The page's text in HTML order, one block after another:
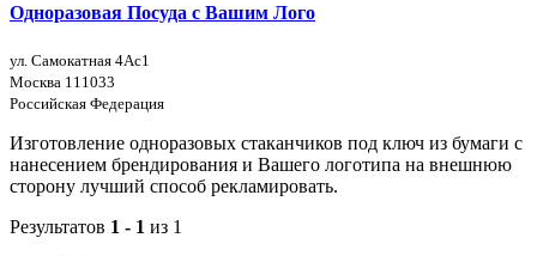
Одноразовая Посуда с Вашим Лого
ул. Самокатная 4Ас1
Москва 111033
Российская Федерация
Изготовление одноразовых стаканчиков под ключ из бумаги с
нанесением брендирования и Вашего логотипа на внешнюю
сторону лучший способ рекламировать.
Результатов 1 - 1 из 1